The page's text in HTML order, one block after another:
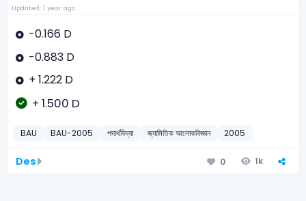
Updated: 1 year ago
-0.166 D
-0.883 D
+ 1.222 D
+ 1.500 D
BAU BAU-2005 পদার্থবিদ্যা জ্যামিতিক আলোকবিজ্ঞান 2005
Des 0 1k